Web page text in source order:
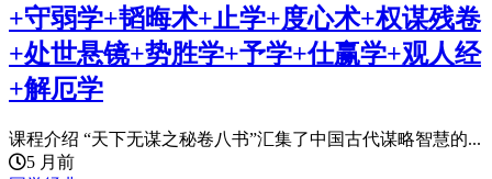
+守弱学+韬晦术+止学+度心术+权谋残卷
+处世悬镜+势胜学+予学+仕赢学+观人经
+解厄学
课程介绍 “天下无谋之秘卷八书”汇集了中国古代谋略智慧的...
5 月前